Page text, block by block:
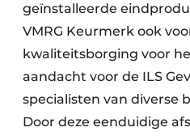
geïnstalleerde
VMRG Keurmerk ook
kwaliteitsborging voor
aandacht voor de ILS
specialisten van diverse
Door deze eenduidige